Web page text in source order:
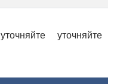
уточняйте уточняйте